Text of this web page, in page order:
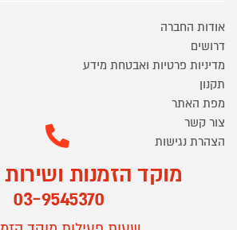
אודות החברה
דרושים
מדיניות פרטיות ואבטחת מידע
תקנון
מפת האתר
צור קשר
הצהרת נגישות
מוקד הזמנות
03-9545370